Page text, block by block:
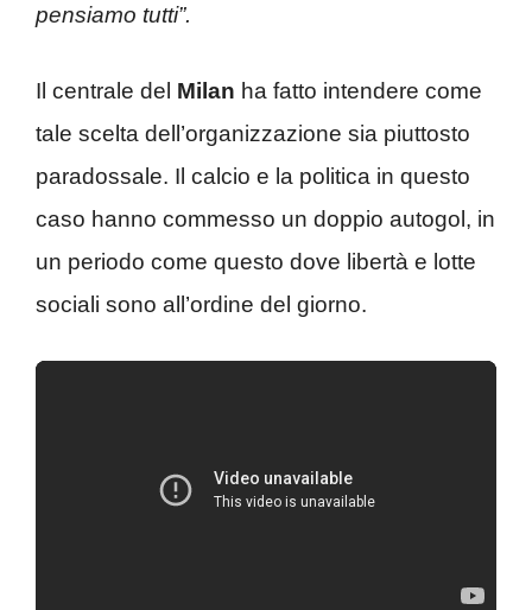
pensiamo tutti”.
Il centrale del Milan ha fatto intendere come
tale scelta dell’organizzazione sia piuttosto
paradossale. Il calcio e la politica in questo
caso hanno commesso un doppio autogol, in
un periodo come questo dove libertà e lotte
sociali sono all’ordine del giorno.